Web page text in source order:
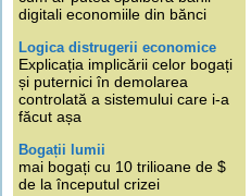
digitali economiile din bănci
Logica distrugerii economice
Explicația implicării celor bogați
și puternici în demolarea
controlată a sistemului care i-a
făcut așa
Bogații lumii
mai bogați cu 10 trilioane de $
de la începutul crizei